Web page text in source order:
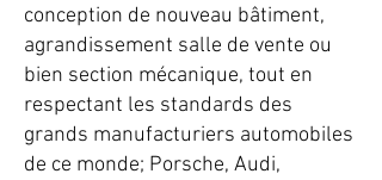
conception de nouveau bâtiment,
agrandissement salle de vente ou
bien section mécanique, tout en
respectant les standards des
grands manufacturiers automobiles
de ce monde; Porsche, Audi,